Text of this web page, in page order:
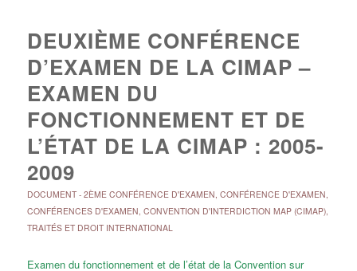
DEUXIÈME CONFÉRENCE
D’EXAMEN DE LA CIMAP –
EXAMEN DU
FONCTIONNEMENT ET DE
L’ÉTAT DE LA CIMAP : 2005-
2009
DOCUMENT- 2ÈME CONFÉRENCE D'EXAMEN, CONFÉRENCE D'EXAMEN,
CONFÉRENCES D'EXAMEN, CONVENTION D'INTERDICTION MAP (CIMAP),
TRAITÉS ET DROIT INTERNATIONAL
Examen du fonctionnement et de l’état de la Convention sur